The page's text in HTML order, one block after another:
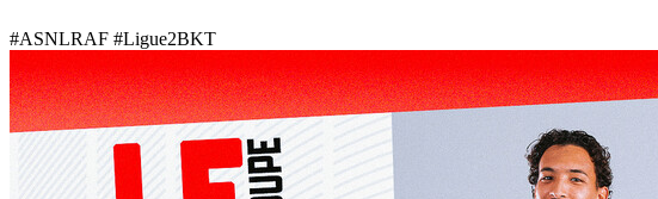
#ASNLRAF #Ligue2BKT